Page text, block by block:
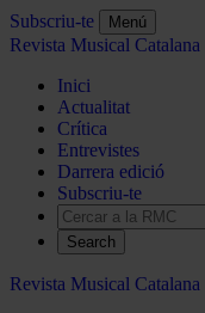
Subscriu-te Menú
Revista Musical Catalana
Inici
Actualitat
Crítica
Entrevistes
Darrera edició
Subscriu-te
Search
Revista Musical Catalana